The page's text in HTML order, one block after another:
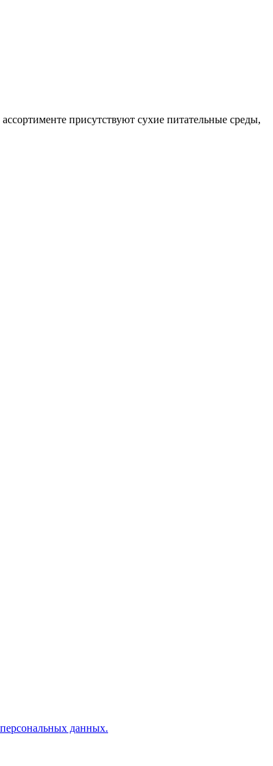
присутствуют сухие питательные среды,
данных.